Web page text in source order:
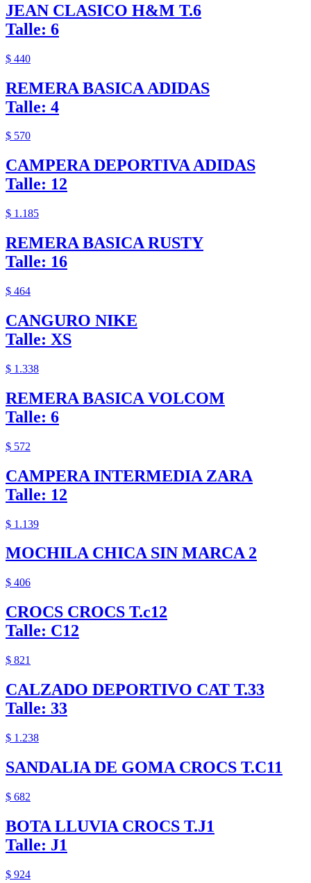
JEAN CLASICO H&M T.6
Talle: 6
$ 440
REMERA BASICA ADIDAS
Talle: 4
$ 570
CAMPERA DEPORTIVA ADIDAS
Talle: 12
$ 1.185
REMERA BASICA RUSTY
Talle: 16
$ 464
CANGURO NIKE
Talle: XS
$ 1.338
REMERA BASICA VOLCOM
Talle: 6
$ 572
CAMPERA INTERMEDIA ZARA
Talle: 12
$ 1.139
MOCHILA CHICA SIN MARCA 2
$ 406
CROCS CROCS T.c12
Talle: C12
$ 821
CALZADO DEPORTIVO CAT T.33
Talle: 33
$ 1.238
SANDALIA DE GOMA CROCS T.C11
$ 682
BOTA LLUVIA CROCS T.J1
Talle: J1
$ 924